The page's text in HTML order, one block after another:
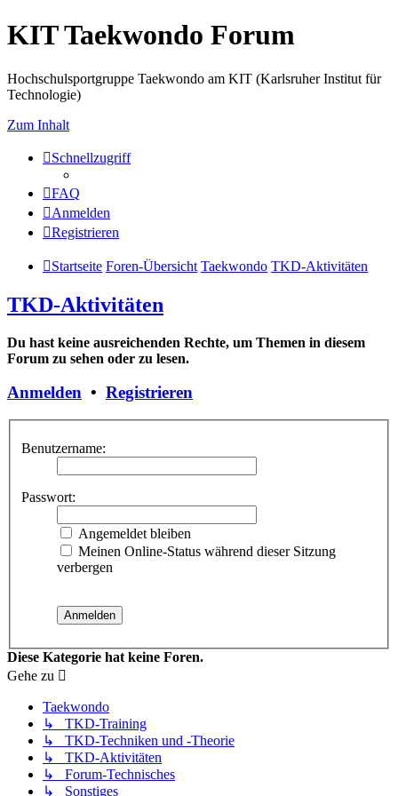
KIT Taekwondo Forum
Hochschulsportgruppe Taekwondo am KIT (Karlsruher Institut für
Technologie)
Zum Inhalt
Schnellzugriff
FAQ
Anmelden
Registrieren
Startseite Foren-Übersicht Taekwondo TKD-Aktivitäten
TKD-Aktivitäten
Du hast keine ausreichenden Rechte, um Themen in diesem
Forum zu sehen oder zu lesen.
Anmelden • Registrieren
Benutzername:
Passwort:
Angemeldet bleiben
Meinen Online-Status während dieser Sitzung
verbergen
Diese Kategorie hat keine Foren.
Gehe zu
Taekwondo
↳ TKD-Training
↳ TKD-Techniken und -Theorie
↳ TKD-Aktivitäten
↳ Forum-Technisches
↳ Sonstiges